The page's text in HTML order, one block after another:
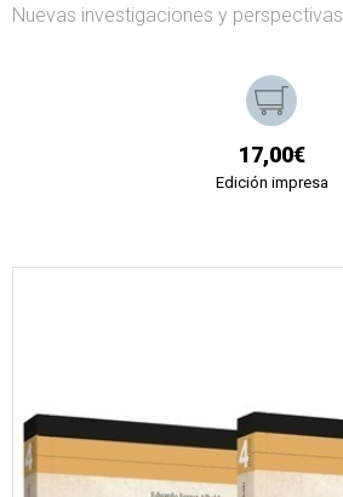
Nuevas investigaciones y perspectivas
17,00€
Edición impresa